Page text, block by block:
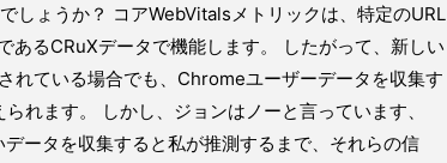
しょうか？ コアWebVitalsメトリックは、特定のURL
あるCRuXデータで機能します。 したがって、新しい
れている場合でも、Chromeユーザーデータを収集す
れます。 しかし、ジョンはノーと言っています、
ータを収集すると私が推測するまで、それらの信